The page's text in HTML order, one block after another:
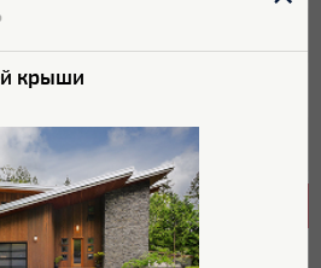
Россия
RAL 8017
Полиэстер
крыши